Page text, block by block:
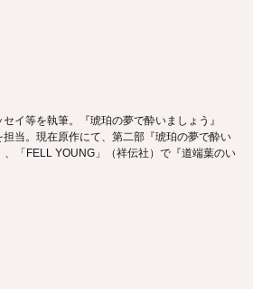
イ等を執筆。『琥珀の夢で酔いましょう』
担当。現在原作にて、第二部『琥珀の夢で酔い
、「FELL YOUNG」（祥伝社）で『道端葉のい